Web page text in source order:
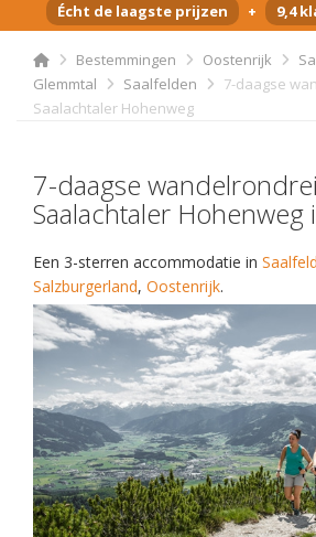
Écht de laagste prijzen + 9,4
Bestemmingen Oostenrijk
Glemmtal
Saalfelden
7-daagse
Saalachtaler Hohenweg
7-daagse
Saalachtaler Hohenweg
Een 3-sterren accommodatie in
Salzburgerland, Oostenrijk.